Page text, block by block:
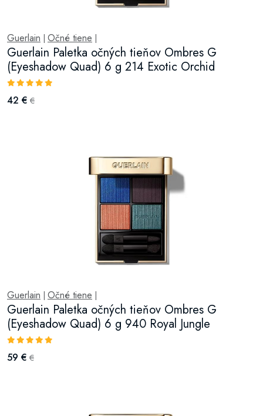
Guerlain Očné tiene
Guerlain Paletka očných tieňov Ombres G
(Eyeshadow Quad) 6 g 214 Exotic Orchid
42 € €
Guerlain Očné tiene
Guerlain Paletka očných tieňov Ombres G
(Eyeshadow Quad) 6 g 940 Royal Jungle
59 € €